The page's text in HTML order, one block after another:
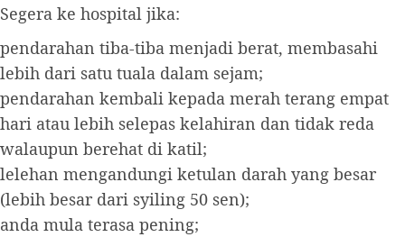
Segera ke hospital jika:
pendarahan tiba-tiba menjadi berat, membasahi
lebih dari satu tuala dalam sejam;
pendarahan kembali kepada merah terang empat
hari atau lebih selepas kelahiran dan tidak reda
walaupun berehat di katil;
lelehan mengandungi ketulan darah yang besar
(lebih besar dari syiling 50 sen);
anda mula terasa pening;